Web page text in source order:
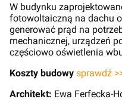
W budynku
fotowoltaiczną na dachu
generować prąd na
mechanicznej, urządzeń
częściowo oświetlenia
Koszty budowy sprawdź
Architekt: Ewa Ferfecka-